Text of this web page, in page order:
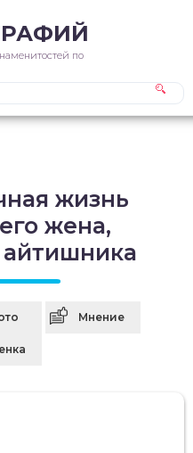
по
жизнь
жена,
айтишника
Мнение